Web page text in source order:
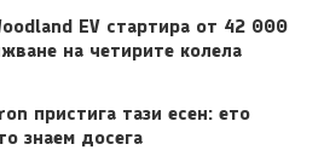
EV стартира от 42 000
на четирите колела
пристига тази есен: ето
знаем досега